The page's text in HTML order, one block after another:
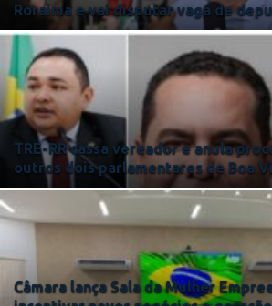
Roraima e vai disputar vaga de
TRE-RR cassa vereador e anula
outros dois parlamentares de Boa
Câmara lança Sala da Mulher